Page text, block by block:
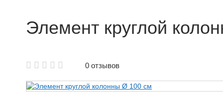
Аренда опалубки перекрытий
Аренда опалубки колонн
Аренда опалубки Б/У
Элемент круглой
0 отзывов